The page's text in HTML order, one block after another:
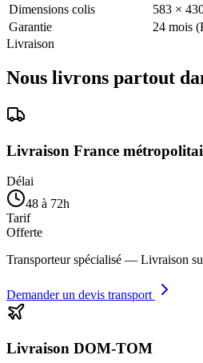
Dimensions colis
583 ×
Garantie
24 mois
Livraison
Nous livrons partout
Livraison France
Délai
48 à 72h
Tarif
Offerte
Transporteur spécialisé — Livraison
Demander un devis transport
Livraison DOM-TOM